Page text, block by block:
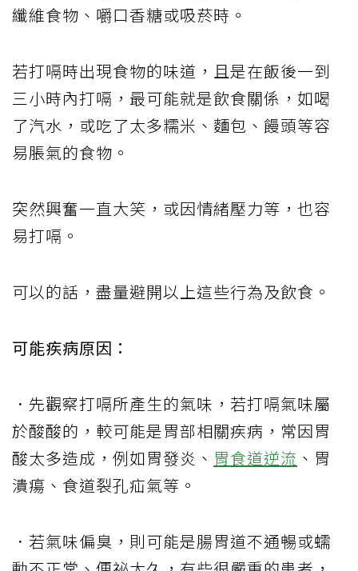
纖維食物、嚼口香糖或吸菸時。
若打嗝時出現食物的味道，且是在飯後一到
三小時內打嗝，最可能就是飲食關係，如喝
了汽水，或吃了太多糯米、麵包、饅頭等容
易脹氣的食物。
突然興奮一直大笑，或因情緒壓力等，也容
易打嗝。
可以的話，盡量避開以上這些行為及飲食。
可能疾病原因：
．先觀察打嗝所產生的氣味，若打嗝氣味屬
於酸酸的，較可能是胃部相關疾病，常因胃
酸太多造成，例如胃發炎、 胃食道逆流 、胃
潰瘍、食道裂孔疝氣等。
．若氣味偏臭，則可能是腸胃道不通暢或蠕